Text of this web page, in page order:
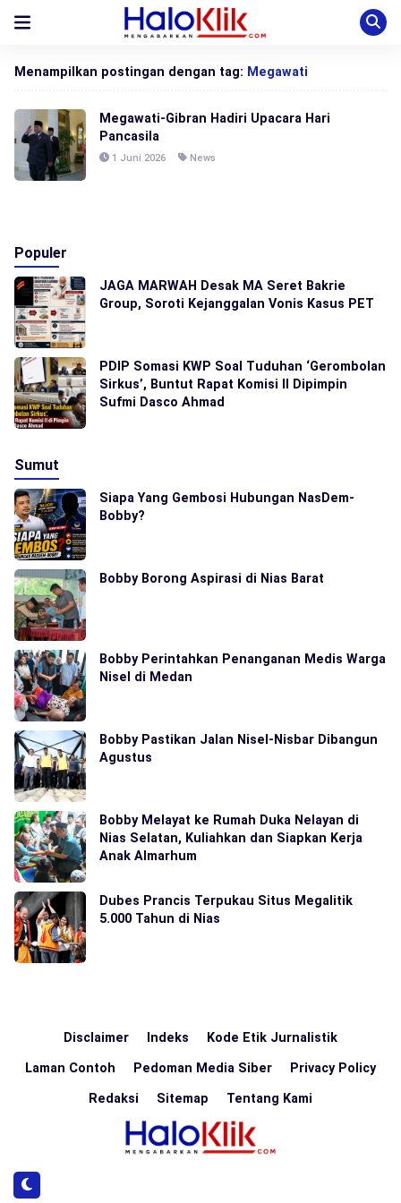
Menampilkan postingan dengan tag: Megawati
Megawati-Gibran Hadiri Upacara Hari
Pancasila
1 Juni 2026 News
Populer
JAGA MARWAH Desak MA Seret Bakrie
Group, Soroti Kejanggalan Vonis Kasus PET
PDIP Somasi KWP Soal Tuduhan ‘Gerombolan
Sirkus’, Buntut Rapat Komisi II Dipimpin
Sufmi Dasco Ahmad
Sumut
Siapa Yang Gembosi Hubungan NasDem-
Bobby?
Bobby Borong Aspirasi di Nias Barat
Bobby Perintahkan Penanganan Medis Warga
Nisel di Medan
Bobby Pastikan Jalan Nisel-Nisbar Dibangun
Agustus
Bobby Melayat ke Rumah Duka Nelayan di
Nias Selatan, Kuliahkan dan Siapkan Kerja
Anak Almarhum
Dubes Prancis Terpukau Situs Megalitik
5.000 Tahun di Nias
Disclaimer Indeks Kode Etik Jurnalistik
Laman Contoh Pedoman Media Siber Privacy Policy
Redaksi Sitemap Tentang Kami